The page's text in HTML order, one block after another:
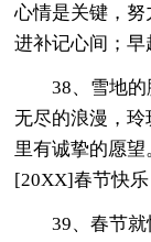
心情是关键，
进补记心间；早
38、雪地
无尽的浪漫，
里有诚挚的愿
[20XX]春节快乐
39、春节